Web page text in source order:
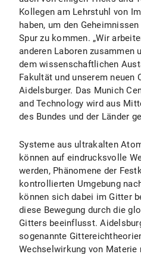
Kollegen am Lehrstuhl von
haben, um den
Spur zu kommen. „Wir
anderen Laboren zusammen
dem wissenschaftlichen
Fakultät und unserem neuen
Aidelsburger. Das Munich
and Technology wird aus
des Bundes und der Länder
Systeme aus ultrakalten
können auf eindrucksvolle
werden, Phänomene der
kontrollierten Umgebung
können sich dabei im Gitter
diese Bewegung durch die
Gitters beeinflusst.
sogenannte
Wechselwirkung von Materie